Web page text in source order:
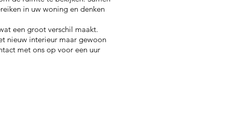
in uw woning en denken
een groot verschil maakt.
nieuw interieur maar gewoon
met ons op voor een uur